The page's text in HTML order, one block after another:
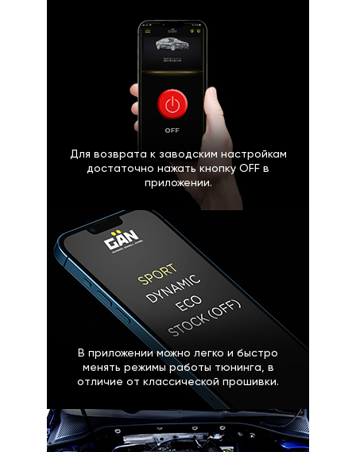
Для возврата к заводским настройкам
достаточно нажать кнопку OFF в
приложении.
В приложении можно легко и быстро
менять режимы работы тюнинга, в
отличие от классической прошивки.